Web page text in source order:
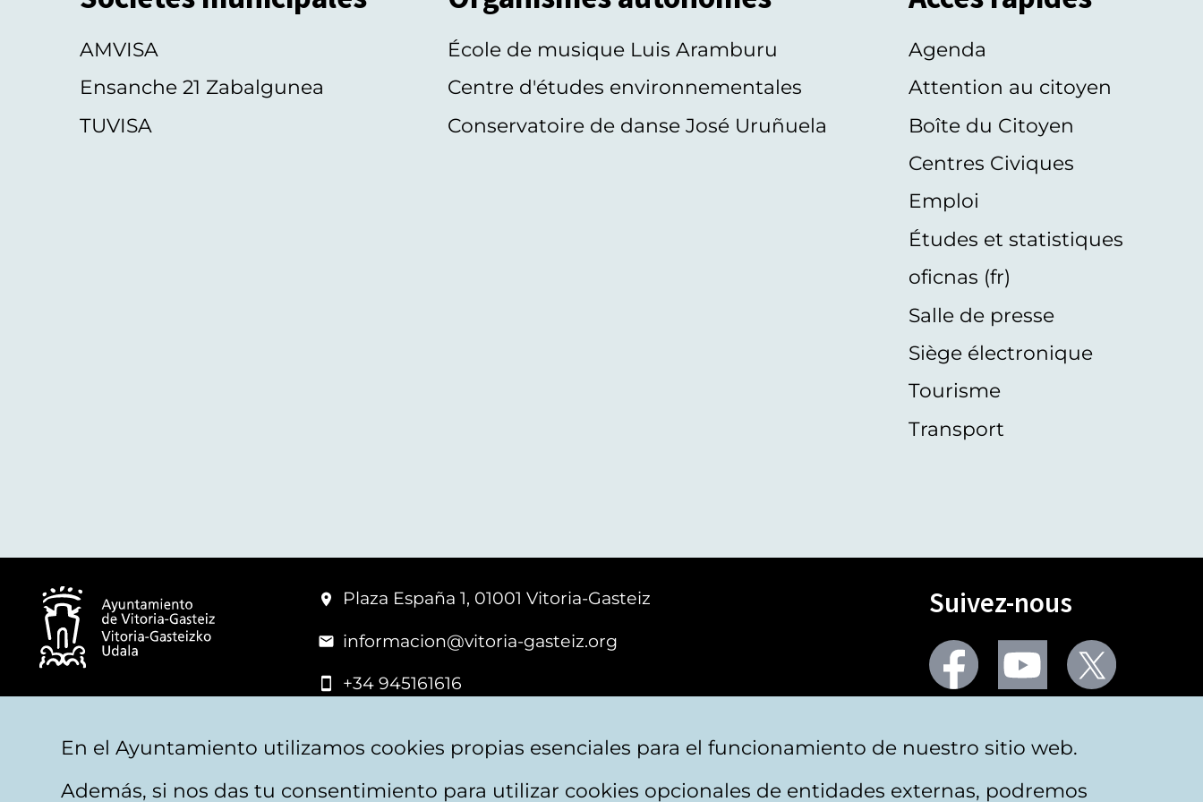
AMVISA
Ensanche 21 Zabalgunea
TUVISA
École de musique Luis Aramburu
Centre d'études environnementales
Conservatoire de danse José Uruñuela
Agenda
Attention au citoyen
Boîte du Citoyen
Centres Civiques
Emploi
Études et statistiques
oficnas (fr)
Salle de presse
Siège électronique
Tourisme
Transport
Plaza España 1, 01001 Vitoria-Gasteiz
informacion@vitoria-gasteiz.org
+34 945161616
Suivez-nous
Facebook Youtube
En el Ayuntamiento utilizamos cookies propias esenciales para el funcionamiento de nuestro sitio web.
Además, si nos das tu consentimiento para utilizar cookies opcionales de entidades externas, podremos